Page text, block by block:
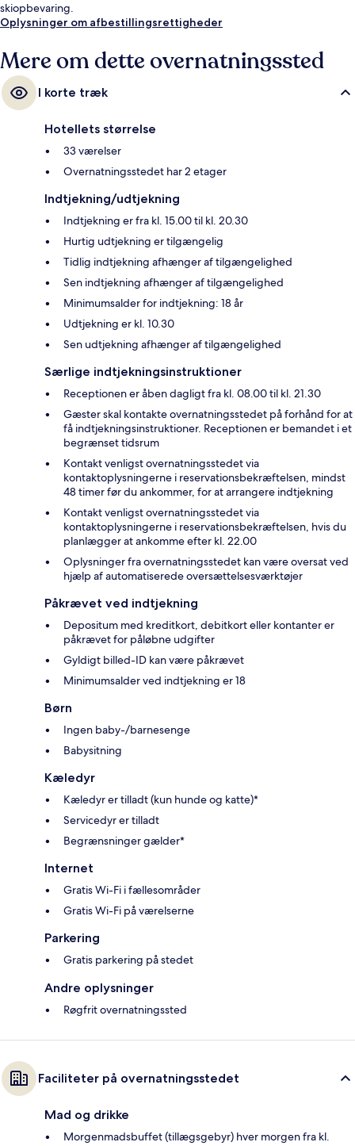
skiopbevaring.
Oplysninger om afbestillingsrettigheder
Mere om dette overnatningssted
I korte træk
Hotellets størrelse
33 værelser
Overnatningsstedet har 2 etager
Indtjekning/udtjekning
Indtjekning er fra kl. 15.00 til kl. 20.30
Hurtig udtjekning er tilgængelig
Tidlig indtjekning afhænger af tilgængelighed
Sen indtjekning afhænger af tilgængelighed
Minimumsalder for indtjekning: 18 år
Udtjekning er kl. 10.30
Sen udtjekning afhænger af tilgængelighed
Særlige indtjekningsinstruktioner
Receptionen er åben dagligt fra kl. 08.00 til kl. 21.30
Gæster skal kontakte overnatningsstedet på forhånd for at
få indtjekningsinstruktioner. Receptionen er bemandet i et
begrænset tidsrum
Kontakt venligst overnatningsstedet via
kontaktoplysningerne i reservationsbekræftelsen, mindst
48 timer før du ankommer, for at arrangere indtjekning
Kontakt venligst overnatningsstedet via
kontaktoplysningerne i reservationsbekræftelsen, hvis du
planlægger at ankomme efter kl. 22.00
Oplysninger fra overnatningsstedet kan være oversat ved
hjælp af automatiserede oversættelsesværktøjer
Påkrævet ved indtjekning
Depositum med kreditkort, debitkort eller kontanter er
påkrævet for påløbne udgifter
Gyldigt billed-ID kan være påkrævet
Minimumsalder ved indtjekning er 18
Børn
Ingen baby-/barnesenge
Babysitning
Kæledyr
Kæledyr er tilladt (kun hunde og katte)*
Servicedyr er tilladt
Begrænsninger gælder*
Internet
Gratis Wi-Fi i fællesområder
Gratis Wi-Fi på værelserne
Parkering
Gratis parkering på stedet
Andre oplysninger
Røgfrit overnatningssted
Faciliteter på overnatningsstedet
Mad og drikke
Morgenmadsbuffet (tillægsgebyr) hver morgen fra kl.